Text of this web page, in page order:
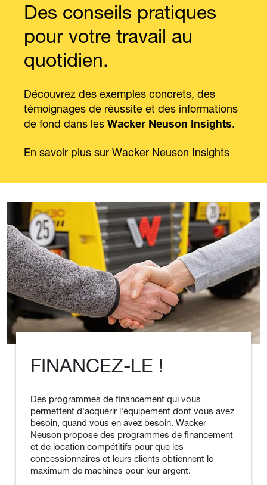
Des conseils pratiques
pour votre travail au
quotidien.
Découvrez des exemples concrets, des
témoignages de réussite et des informations
de fond dans les Wacker Neuson Insights.
En savoir plus sur Wacker Neuson Insights
FINANCEZ-LE !
Des programmes de financement qui vous
permettent d'acquérir l'équipement dont vous avez
besoin, quand vous en avez besoin. Wacker
Neuson propose des programmes de financement
et de location compétitifs pour que les
concessionnaires et leurs clients obtiennent le
maximum de machines pour leur argent.